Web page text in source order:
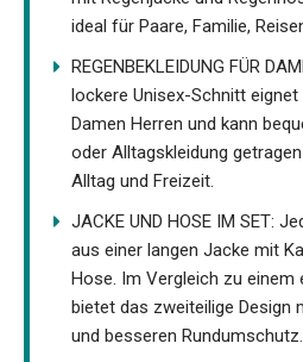
ideal für Paare, Familie,
REGENBEKLEIDUNG FÜR
lockere Unisex-Schnitt
Damen Herren und kann
oder Alltagskleidung
Alltag und Freizeit.
JACKE UND HOSE IM SET:
aus einer langen Jacke mit
Hose. Im Vergleich zu einem
bietet das zweiteilige Design
und besseren Rundumschutz.